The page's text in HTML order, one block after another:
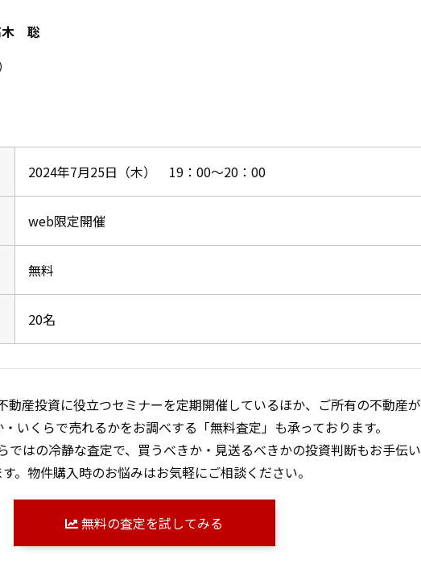
木 聡
2024年7月25日（木） 19：00～20：00
web限定開催
無料
20名
動産投資に役立つセミナーを定期開催しているほか、ご所有の不動産が
いくらで売れるかをお調べする「無料査定」も承っております。
ではの冷静な査定で、買うべきか・見送るべきかの投資判断もお手伝い
す。物件購入時のお悩みはお気軽にご相談ください。
無料の査定を試してみる